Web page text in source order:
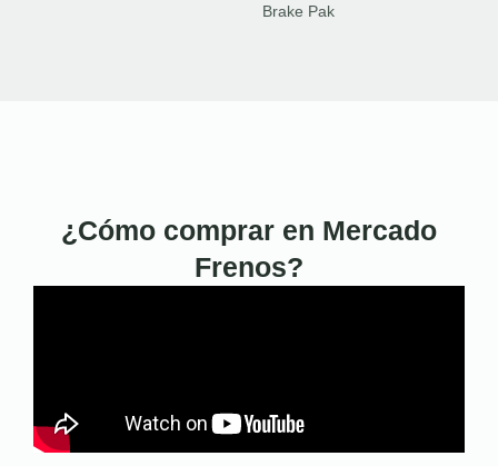
Brake Pak
¿Cómo comprar en Mercado
Frenos?